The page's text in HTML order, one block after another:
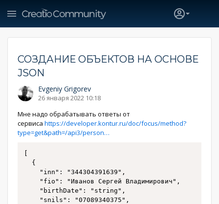
СОЗДАНИЕ ОБЪЕКТОВ НА ОСНОВЕ
JSON
Evgeniy Grigorev
26 января 2022 10:18
Мне надо обрабатывать ответы от
сервиса https://developer.kontur.ru/doc/focus/method?
type=get&path=/api3/person…
  {
    "inn": "344304391639",
    "fio": "Иванов Сергей Владимирович",
    "birthDate": "string",
    "snils": "07089340375",